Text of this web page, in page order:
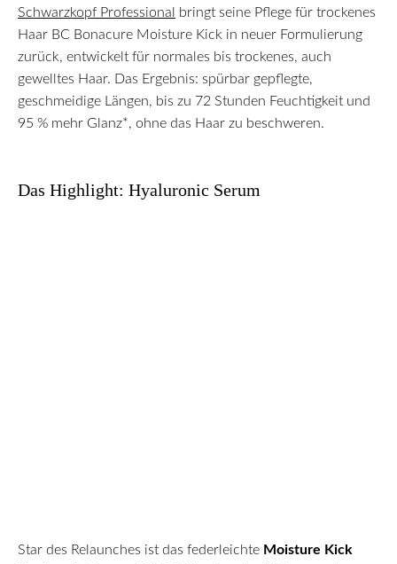
Schwarzkopf Professional
bringt seine Pflege für trockenes
Haar BC Bonacure Moisture Kick in neuer Formulierung
zurück, entwickelt für normales bis trockenes, auch
gewelltes Haar. Das Ergebnis: spürbar gepflegte,
geschmeidige Längen, bis zu 72 Stunden Feuchtigkeit und
95 % mehr Glanz*, ohne das Haar zu beschweren.
Das Highlight: Hyaluronic Serum
Star des Relaunches ist das federleichte Moisture Kick